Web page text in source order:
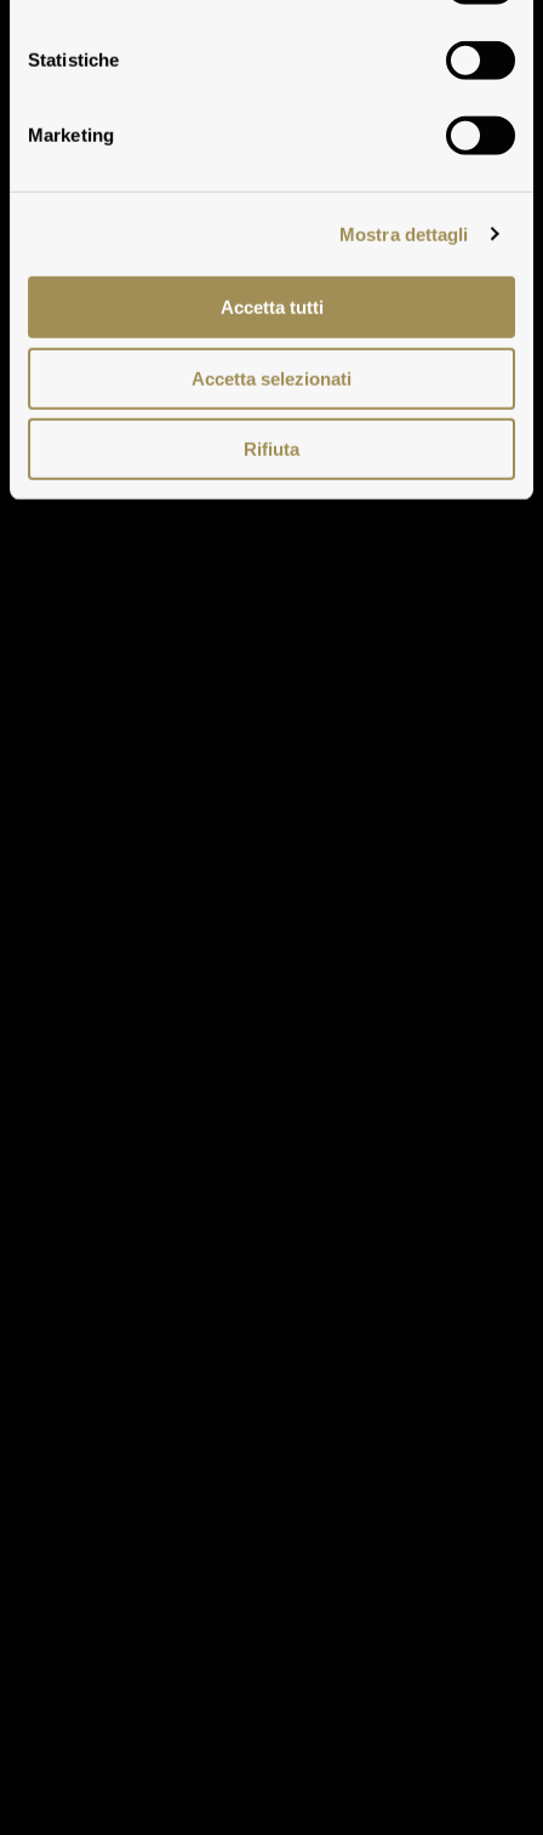
Statistiche
Marketing
Mostra dettagli
Accetta tutti
Accetta selezionati
Rifiuta
Guado al Tasso